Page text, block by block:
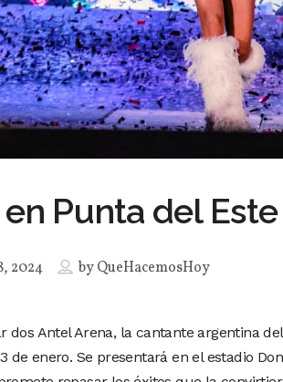
Punta del Este
2024 byQueHacemosHoy
dos Antel Arena, la cantante argentina
de enero. Se presentará en el estadio